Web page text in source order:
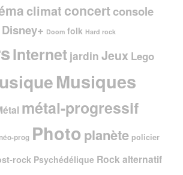
climat concertconsole
Disney+ Doom folk Hard rock
Internet jardin Jeux Lego
Musiques
métal-progressif
néo-prog Photo planète policier
rock Psychédélique Rock alternatif